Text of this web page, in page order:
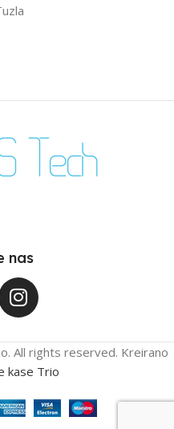
3.6
40
nas
All rights reserved. Kreirano
kase Trio